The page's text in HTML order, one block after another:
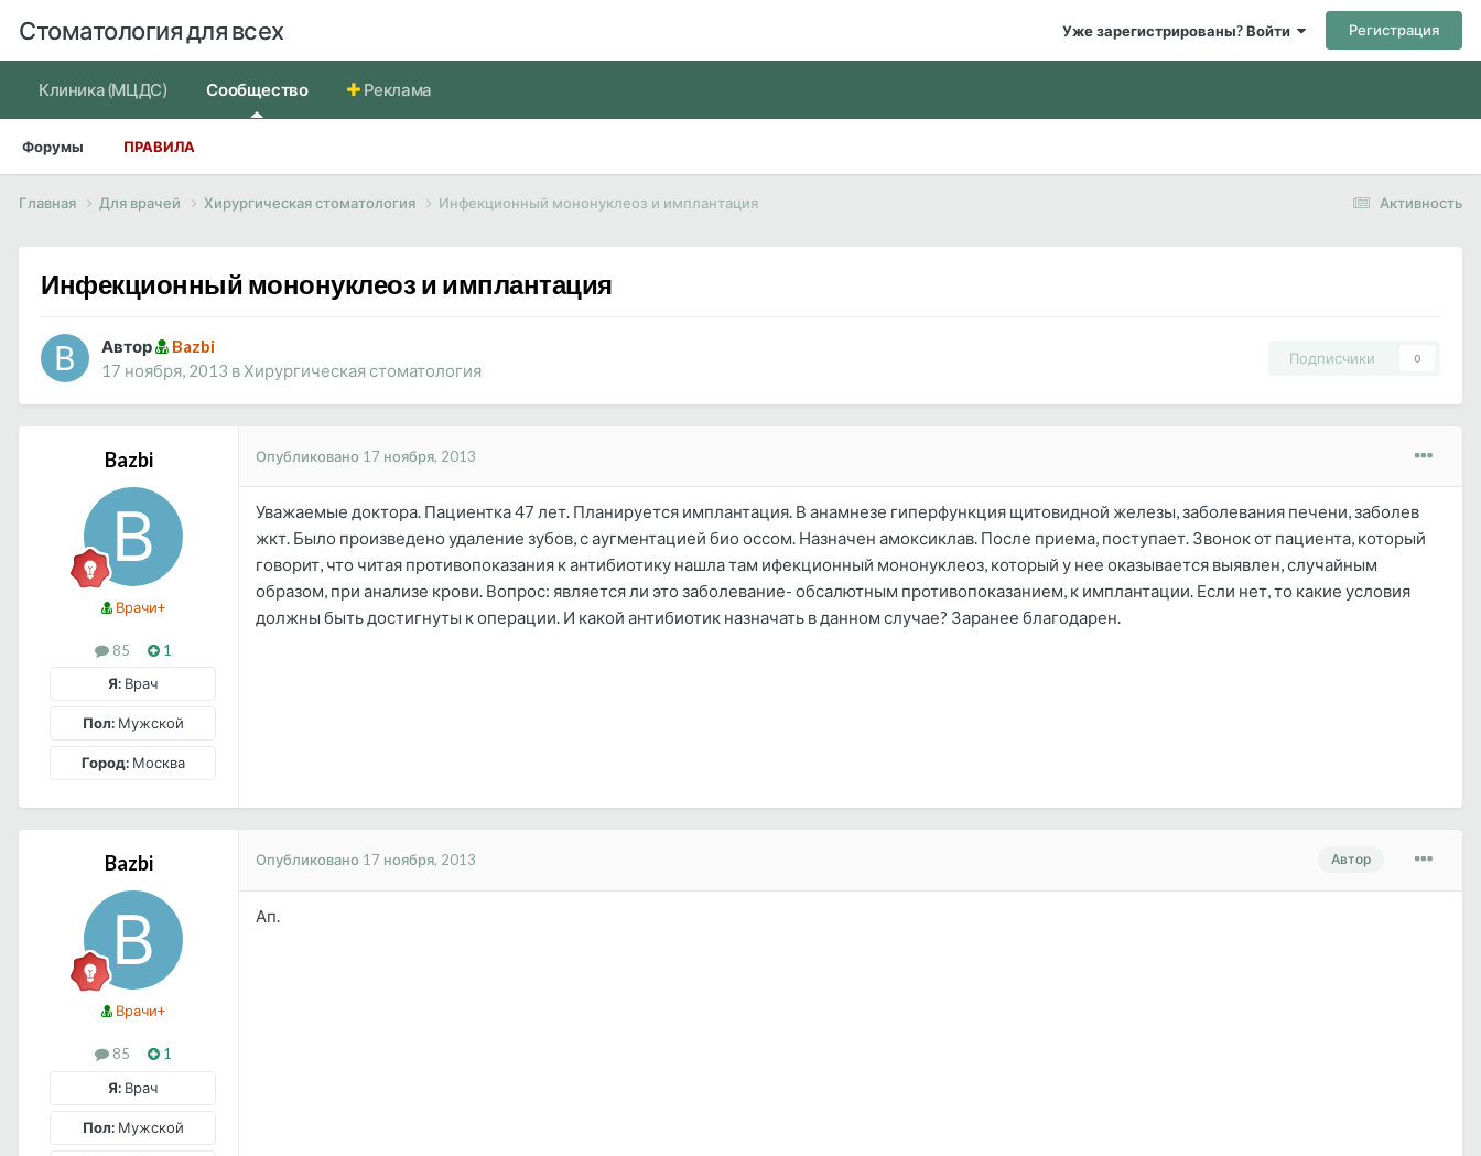
Стоматология для всех Уже зарегистрированы? Войти Регистрация
Клиника (МЦДС) Сообщество
Форумы ПРАВИЛА
Реклама
Активность
Главная Для врачей Хирургическая стоматология Инфекционный мононуклеоз и имплантация
Инфекционный мононуклеоз и имплантация
Автор
Bazbi
17 ноября, 2013 вХирургическая стоматология
Подписчики 0
Bazbi
Врачи+
85
1
Я: Врач
Пол:Мужской
Город:Москва
Опубликовано 17 ноября, 2013
Уважаемые доктора. Пациентка 47 лет. Планируется имплантация. В анамнезе гиперфункция щитовидной железы, заболевания печени, заболев
жкт. Было произведено удаление зубов, с аугментацией био оссом. Назначен амоксиклав. После приема, поступает. Звонок от пациента, который
говорит, что читая противопоказания к антибиотику нашла там ифекционный мононуклеоз, который у нее оказывается выявлен, случайным
образом, при анализе крови. Вопрос: является ли это заболевание- обсалютным противопоказанием, к имплантации. Если нет, то какие условия
должны быть достигнуты к операции. И какой антибиотик назначать в данном случае? Заранее благодарен.
Bazbi
Врачи+
85
1
Я: Врач
Пол:Мужской
Автор
Опубликовано 17 ноября, 2013
Ап.